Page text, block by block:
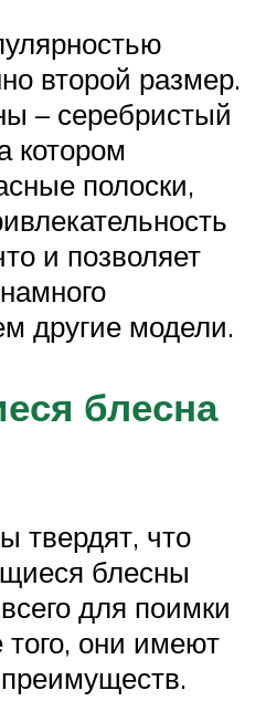
второй размер.
– серебристый
котором
полоски,
и позволяет
другие модели.
блесна
твердят, что
блесны
для поимки
того, они имеют